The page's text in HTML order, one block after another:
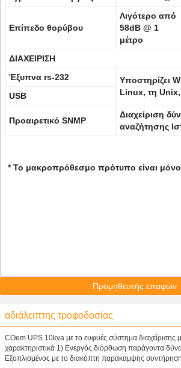
Επίπεδο θορύβου
Λιγότερο από
58dB @ 1
μέτρο
ΔΙΑΧΕΙΡΙΣΗ
Έξυπνα rs-232
Υποστηρίζει
Linux, τη Unix,
USB
Προαιρετικό SNMP
Διαχείριση
αναζήτησης
* Το μακροπρόθεσμο πρότυπο είναι
Προμηθευτής επαφών
αδιάλειπτης τροφοδοσίας
COem UPS 10kva με το ευφυές σύστημα διαχείρισης
χαρακτηριστικά 1) Ενεργός διόρθωση παράγοντα
Εξοπλισμένος με το διακόπτη παράκαμψης